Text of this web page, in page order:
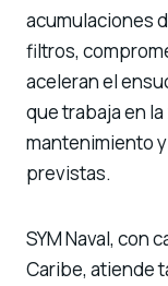
acumulaciones
filtros,
aceleran el
que trabaja en
mantenimiento
previstas.
SYM Naval, con
Caribe, atiende